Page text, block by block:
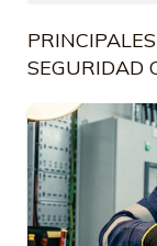
SEGURIDAD